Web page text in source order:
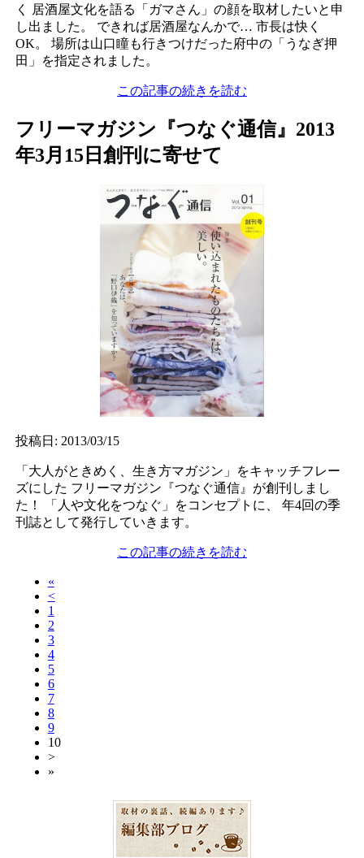
く
居酒屋文化を語る「ガマさん」の顔を取材したいと申
し出ました。
できれば居酒屋なんかで… 市長は快く
OK。
場所は山口瞳も行きつけだった府中の「うなぎ押
田」を指定されました。
この記事の続きを読む
フリーマガジン『つなぐ通信』2013
年3月15日創刊に寄せて
投稿日: 2013/03/15
「大人がときめく、生き方マガジン」をキャッチフレー
ズにした フリーマガジン『つなぐ通信』が創刊しまし
た！
「人や文化をつなぐ」をコンセプトに、
年4回の季
刊誌として発行していきます。
この記事の続きを読む
«
<
1
2
3
4
5
6
7
8
9
10
>
»